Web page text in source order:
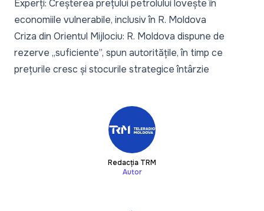
Experți: Creșterea prețului petrolului lovește în
economiile vulnerabile, inclusiv în R. Moldova
Criza din Orientul Mijlociu: R. Moldova dispune de
rezerve „suficiente”, spun autoritățile, în timp ce
prețurile cresc și stocurile strategice întârzie
Redacția TRM
Autor